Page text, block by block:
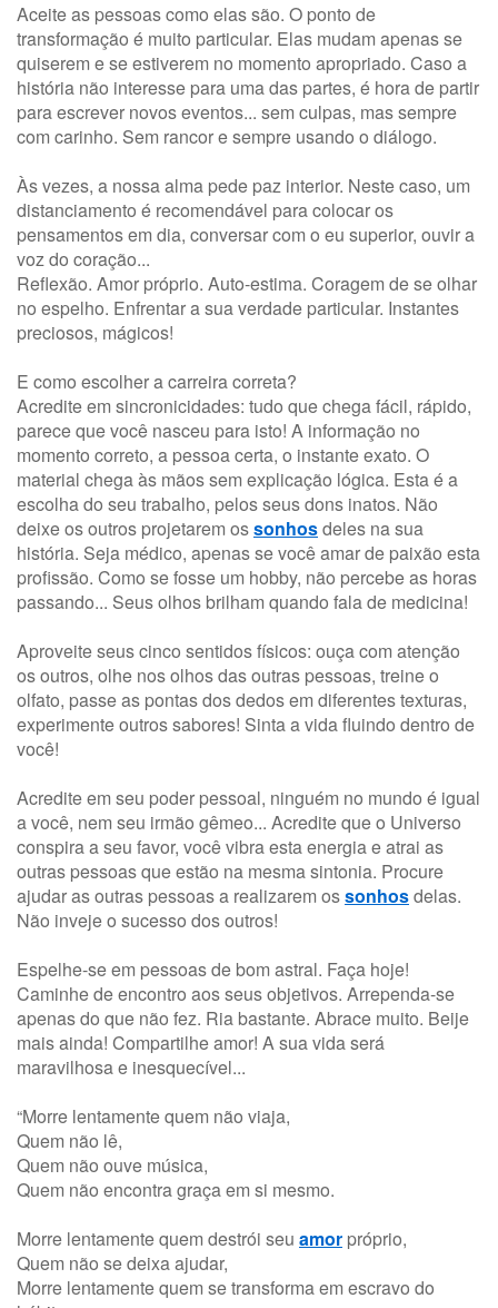
Aceite as pessoas como elas são. O ponto de
transformação é muito particular. Elas mudam apenas se
quiserem e se estiverem no momento apropriado. Caso a
história não interesse para uma das partes, é hora de partir
para escrever novos eventos... sem culpas, mas sempre
com carinho. Sem rancor e sempre usando o diálogo.
Às vezes, a nossa alma pede paz interior. Neste caso, um
distanciamento é recomendável para colocar os
pensamentos em dia, conversar com o eu superior, ouvir a
voz do coração...
Reflexão. Amor próprio. Auto-estima. Coragem de se olhar
no espelho. Enfrentar a sua verdade particular. Instantes
preciosos, mágicos!
E como escolher a carreira correta?
Acredite em sincronicidades: tudo que chega fácil, rápido,
parece que você nasceu para isto! A informação no
momento correto, a pessoa certa, o instante exato. O
material chega às mãos sem explicação lógica. Esta é a
escolha do seu trabalho, pelos seus dons inatos. Não
deixe os outros projetarem ossonhosdeles na sua
história. Seja médico, apenas se você amar de paixão esta
profissão. Como se fosse um hobby, não percebe as horas
passando... Seus olhos brilham quando fala de medicina!
Aproveite seus cinco sentidos físicos: ouça com atenção
os outros, olhe nos olhos das outras pessoas, treine o
olfato, passe as pontas dos dedos em diferentes texturas,
experimente outros sabores! Sinta a vida fluindo dentro de
você!
Acredite em seu poder pessoal, ninguém no mundo é igual
a você, nem seu irmão gêmeo... Acredite que o Universo
conspira a seu favor, você vibra esta energia e atrai as
outras pessoas que estão na mesma sintonia. Procure
ajudar as outras pessoas a realizarem ossonhosdelas.
Não inveje o sucesso dos outros!
Espelhe-se em pessoas de bom astral. Faça hoje!
Caminhe de encontro aos seus objetivos. Arrependa-se
apenas do que não fez. Ria bastante. Abrace muito. Beije
mais ainda! Compartilhe amor! A sua vida será
maravilhosa e inesquecível...
“Morre lentamente quem não viaja,
Quem não lê,
Quem não ouve música,
Quem não encontra graça em si mesmo.
Morre lentamente quem destrói seu amor próprio,
Quem não se deixa ajudar,
Morre lentamente quem se transforma em escravo do